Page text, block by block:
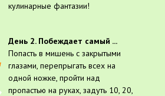
кулинарные фантазии!
День 2. Побеждает самый ...
Попасть в мишень с закрытыми
глазами, перепрыгать всех на
одной ножке, пройти над
пропастью на руках, задуть 10, 20,